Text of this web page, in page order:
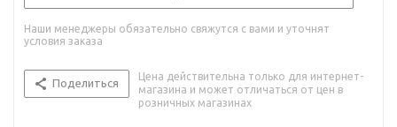
Наши менеджеры обязательно свяжутся с вами и уточнят
условия заказа
Поделиться
Цена действительна только для интернет-
магазина и может отличаться от цен в
розничных магазинах